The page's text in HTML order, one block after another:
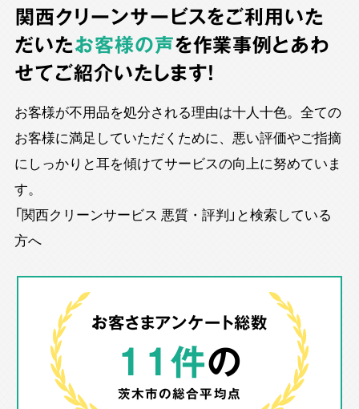
関西クリーンサービスをご利用いた
だいたお客様の声を作業事例とあわ
せてご紹介いたします！
お客様が不用品を処分される理由は十人十色。全ての
お客様に満足していただくために、悪い評価やご指摘
にしっかりと耳を傾けてサービスの向上に努めていま
す。
「関西クリーンサービス 悪質・評判」と検索している
方へ
お客さまアンケート総数
11件の
茨木市の総合平均点